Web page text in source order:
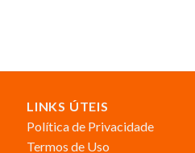
LINKS ÚTEIS
Política de Privacidade
Termos de Uso